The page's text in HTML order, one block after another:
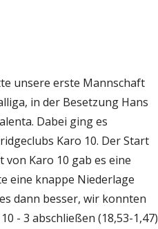
unsere erste Mannschaft
in der Besetzung Hans
Dabei ging es
Karo 10. Der Start
Karo 10 gab es eine
eine knappe Niederlage
dann besser, wir konnten
- 3 abschließen (18,53-1,47)